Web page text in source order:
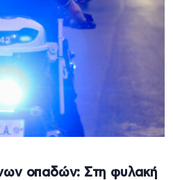
οπαδών: Στη φυλακή